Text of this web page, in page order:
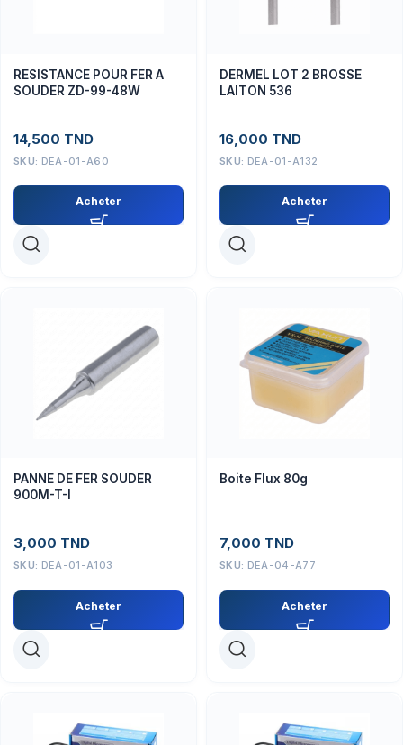
RESISTANCE POUR FER A
SOUDER ZD-99-48W
14,500 TND
SKU: DEA-01-A60
Acheter
DERMEL LOT 2 BROSSE
LAITON 536
16,000 TND
SKU: DEA-01-A132
Acheter
PANNE DE FER SOUDER
900M-T-I
3,000 TND
SKU: DEA-01-A103
Acheter
Boite Flux 80g
7,000 TND
SKU: DEA-04-A77
Acheter